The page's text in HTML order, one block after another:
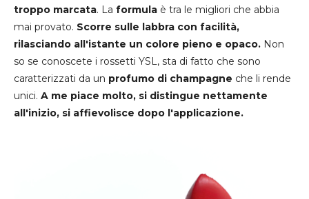
troppo marcata. La formula è tra le migliori che abbia
mai provato. Scorre sulle labbra con facilità,
rilasciando all'istante un colore pieno e opaco. Non
so se conoscete i rossetti YSL, sta di fatto che sono
caratterizzati da un profumo di champagne che li rende
unici. A me piace molto, si distingue nettamente
all'inizio, si affievolisce dopo l'applicazione.